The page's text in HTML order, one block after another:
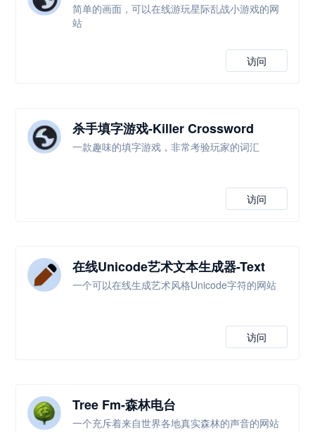
简单的画面，可以在线游玩星际乱战小游戏的网
站
访问
杀手填字游戏-Killer Crossword
一款趣味的填字游戏，非常考验玩家的词汇
访问
在线Unicode艺术文本生成器-Text
Editor
一个可以在线生成艺术风格Unicode字符的网站
访问
Tree Fm-森林电台
一个充斥着来自世界各地真实森林的声音的网站